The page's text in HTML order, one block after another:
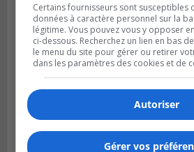
Certains fournisseurs sont susceptibles
données à caractère personnel sur la
légitime. Vous pouvez vous y opposer
ci-dessous. Recherchez un lien en bas
le menu du site pour gérer ou retirer
dans les paramètres des cookies et de
Autoriser
Gérer vos